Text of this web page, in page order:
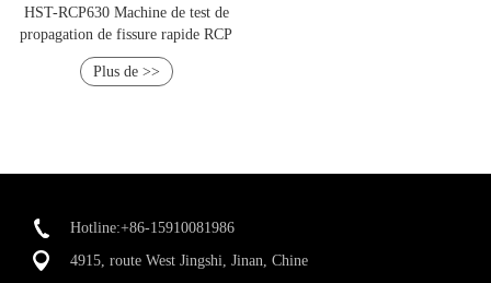
HST-RCP630 Machine de test de
propagation de fissure rapide RCP
Plus de >>
Hotline:+86-15910081986
4915, route West Jingshi, Jinan, Chine